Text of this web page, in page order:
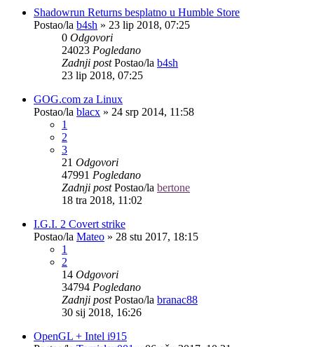
Shadowrun Returns besplatno u Humble Store
Postao/la b4sh » 23 lip 2018, 07:25
0 Odgovori
24023 Pogledano
Zadnji postPostao/la b4sh
23 lip 2018, 07:25
GOG.com za Linux
Postao/la blacx » 24 srp 2014, 11:58
1
2
3
21 Odgovori
47991 Pogledano
Zadnji postPostao/la bertone
18 tra 2018, 11:02
I.G.I. 2 Covert strike
Postao/la Mateo » 28 stu 2017, 18:15
1
2
14 Odgovori
34794 Pogledano
Zadnji postPostao/la branac88
30 sij 2018, 16:26
OpenGL + Intel i915